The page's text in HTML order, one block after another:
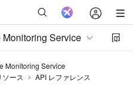
Service
Monitoring Service
ース
API レファレンス